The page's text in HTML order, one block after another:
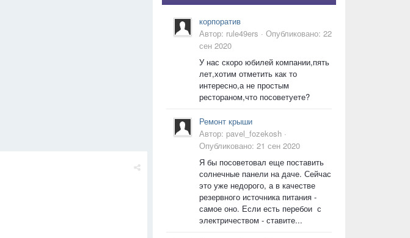
корпоратив
Автор: rule49ers · Опубликовано: 22
сен 2020
У нас скоро юбилей компании,пять
лет,хотим отметить как то
интересно,а не простым
рестораном,что посоветуете?
Ремонт крыши
Автор: pavel_fozekosh ·
Опубликовано: 21 сен 2020
Я бы посоветовал еще поставить
солнечные панели на даче. Сейчас
это уже недорого, а в качестве
резервного источника питания -
самое оно. Если есть перебои с
электричеством - ставите...